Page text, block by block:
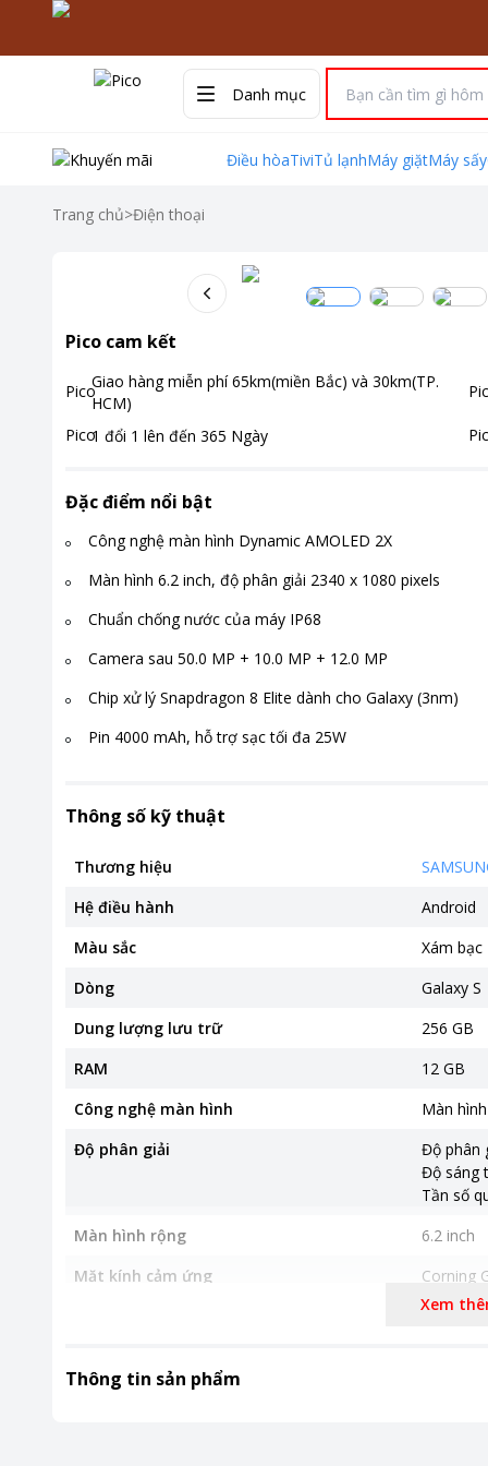
Danh mục
Điều hòaTiviTủ lạnhMáy giặtMáy sấy
Trang chủ>Điện thoại
Pico cam kết
Giao hàng miễn phí 65km(miền Bắc) và 30km(TP.
HCM)
1 đổi 1 lên đến 365 Ngày
Đặc điểm nổi bật
Công nghệ màn hình Dynamic AMOLED 2X
Màn hình 6.2 inch, độ phân giải 2340 x 1080 pixels
Chuẩn chống nước của máy IP68
Camera sau 50.0 MP + 10.0 MP + 12.0 MP
Chip xử lý Snapdragon 8 Elite dành cho Galaxy (3nm)
Pin 4000 mAh, hỗ trợ sạc tối đa 25W
Thông số kỹ thuật
Thương hiệu
Hệ điều hành
Android
Màu sắc
Xám bạc
Dòng
Galaxy S
Dung lượng lưu trữ
256 GB
RAM
12 GB
Công nghệ màn hình
Màn
Độ phân giải
Độ phân
Độ sáng
Tần số
Màn hình rộng
6.2 inch
Mặt kính cảm ứng
Corning
Camera
Xem
Thông tin sản phẩm